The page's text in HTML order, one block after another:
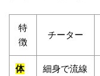
特
徴
チーター
体
細身で流線